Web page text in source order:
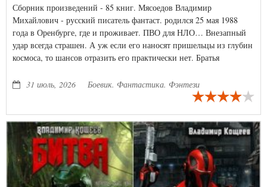
Сборник произведений - 85 книг. Мясоедов Владимир
Михайлович - русский писатель фантаст. родился 25 мая 1988
года в Оренбурге, где и проживает. ПВО для НЛО… Внезапный
удар всегда страшен. А уж если его наносят пришельцы из глубин
космоса, то шансов отразить его практически нет. Братья
летательный объект уничтожил в воздухе вертолет, поняли одну
нехитрую истину: если люди сдадутся, они обречены. Руки у
самодельного оружия против пришельцев, они становятся
незаменимыми помощниками ученых и конструкторов, которые
строят по всей Земле сеть противовоздушной обороны.
31 июль, 2026 Боевик. Фантастика. Фэнтези